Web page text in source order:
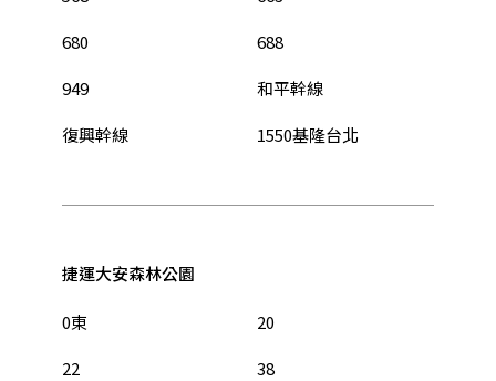
680
688
949
和平幹線
復興幹線
1550基隆台北
捷運大安森林公園
0東
20
22
38